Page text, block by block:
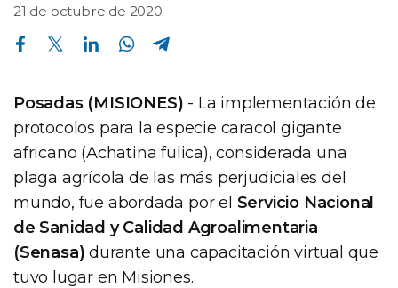
21 de octubre de 2020
Compartir en Facebook Compartir en Twitter Compartir en Linkedin Compartir en Whatsapp
Posadas (MISIONES) - La implementación de
protocolos para la especie caracol gigante
africano (Achatina fulica), considerada una
plaga agrícola de las más perjudiciales del
mundo, fue abordada por el Servicio Nacional
de Sanidad y Calidad Agroalimentaria
(Senasa) durante una capacitación virtual que
tuvo lugar en Misiones.